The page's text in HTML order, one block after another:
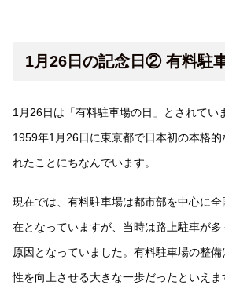
1月26日の記念日② 有料駐
1月26日は「有料駐車場の日」とされてい
1959年1月26日に東京都で日本初の本格的
れたことにちなんでいます。
現在では、有料駐車場は都市部を中心に
在となっていますが、当時は路上駐車が
原因となっていました。有料駐車場の整
性を向上させる大きな一歩だったといえま